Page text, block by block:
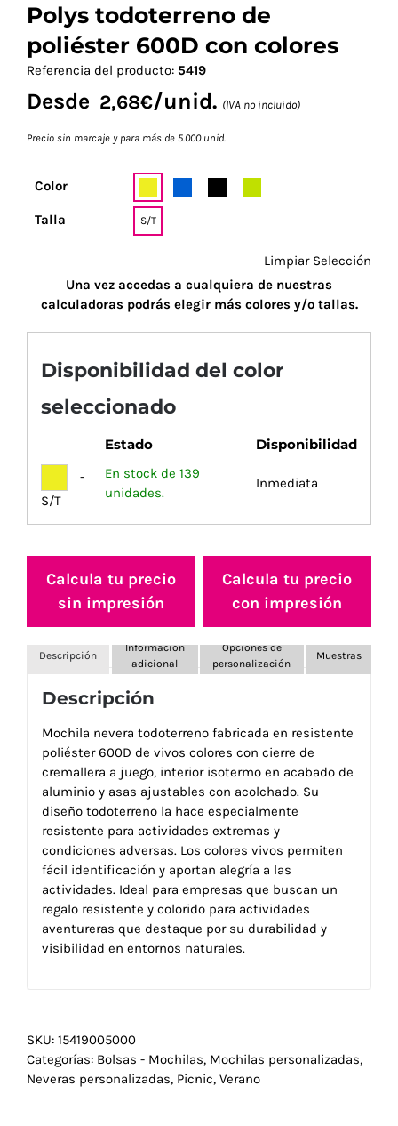
Polys todoterreno de
poliéster 600D con colores
Referencia del producto: 5419
Desde 2,68€/unid. (IVA no incluido)
Precio sin marcaje y para más de 5.000 unid.
Color
Talla S/T
Limpiar Selección
Una vez accedas a cualquiera de nuestras
calculadoras podrás elegir más colores y/o tallas.
Disponibilidad del color
seleccionado
Estado Disponibilidad
-
S/T
En stock de 139
unidades.
Inmediata
Calcula tu precio
sin impresión
Calcula tu precio
con impresión
Descripción
Información
adicional
Opciones de
personalización
Muestras
Descripción
Mochila nevera todoterreno fabricada en resistente
poliéster 600D de vivos colores con cierre de
cremallera a juego, interior isotermo en acabado de
aluminio y asas ajustables con acolchado. Su
diseño todoterreno la hace especialmente
resistente para actividades extremas y
condiciones adversas. Los colores vivos permiten
fácil identificación y aportan alegría a las
actividades. Ideal para empresas que buscan un
regalo resistente y colorido para actividades
aventureras que destaque por su durabilidad y
visibilidad en entornos naturales.
SKU: 15419005000
Categorías: Bolsas - Mochilas, Mochilas personalizadas,
Neveras personalizadas, Picnic, Verano